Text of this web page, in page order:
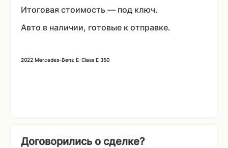
Итоговая стоимость — под ключ.
Авто в наличии, готовые к отправке.
2022 Mercedes-Benz E-Class E 350
Договорились о сделке?